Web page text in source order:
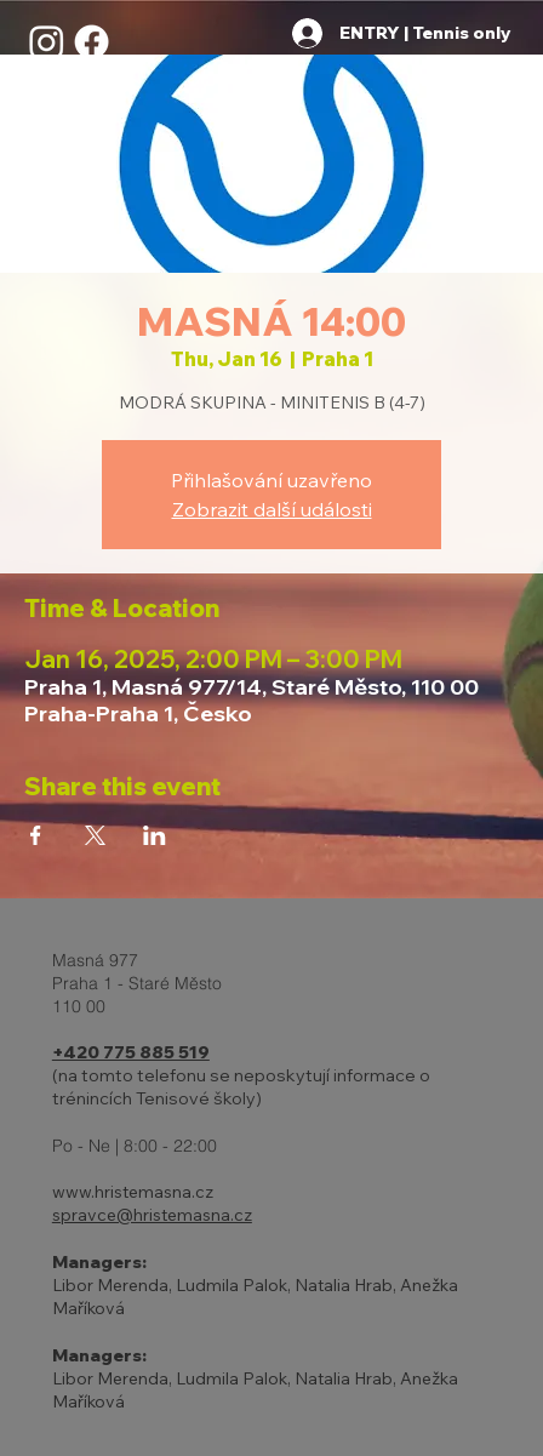
ENTRY | Tennis only
MASNÁ 14:00
Thu, Jan 16
  |
Praha 1
MODRÁ SKUPINA - MINITENIS B (4-7)
Přihlašování uzavřeno
Zobrazit další události
Time & Location
Jan 16, 2025, 2:00 PM – 3:00 PM
Praha 1, Masná 977/14, Staré Město, 110 00
Praha-Praha 1, Česko
Share this event
Masná 977
Praha 1 - Staré Město
110 00
+420 775 885 519
(na tomto telefonu se neposkytují informace o
trénincích Tenisové školy)
Po - Ne | 8:00 - 22:00
www.hristemasna.cz
spravce@hristemasna.cz
Managers:
Libor Merenda, Ludmila Palok, Natalia Hrab, Anežka
Maříková
Managers:
Libor Merenda, Ludmila Palok, Natalia Hrab, Anežka
Maříková